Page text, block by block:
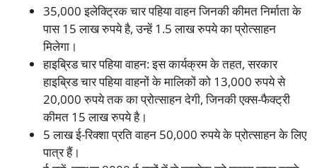
35,000 इलेक्ट्रिक चार पहिया वाहन जिनकी कीमत निर्माता के
पास 15 लाख रुपये है, उन्हें 1.5 लाख रुपये का प्रोत्साहन
मिलेगा।
हाइब्रिड चार पहिया वाहन: इस कार्यक्रम के तहत, सरकार
हाइब्रिड चार पहिया वाहनों के मालिकों को 13,000 रुपये से
20,000 रुपये तक का प्रोत्साहन देगी, जिनकी एक्स-फैक्ट्री
कीमत 15 लाख रुपये है।
5 लाख ई-रिक्शा प्रति वाहन 50,000 रुपये के प्रोत्साहन के लिए
पात्र हैं।